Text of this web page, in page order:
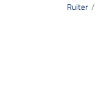
Ruiter